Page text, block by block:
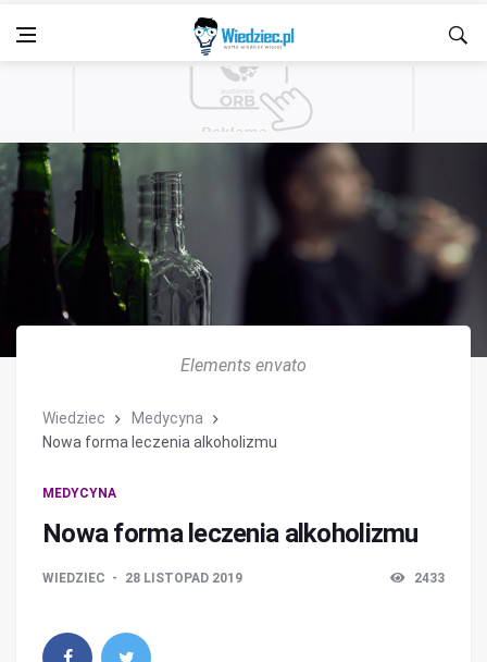
Elements envato
Wiedziec
Medycyna
Nowa forma leczenia alkoholizmu
MEDYCYNA
Nowa forma leczenia alkoholizmu
WIEDZIEC 28 LISTOPAD 2019 2433